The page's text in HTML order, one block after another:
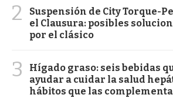
2
Suspensión de City Torque-
el Clausura: posibles
por el clásico
3
Hígado graso: seis bebidas
ayudar a cuidar la salud
hábitos que las